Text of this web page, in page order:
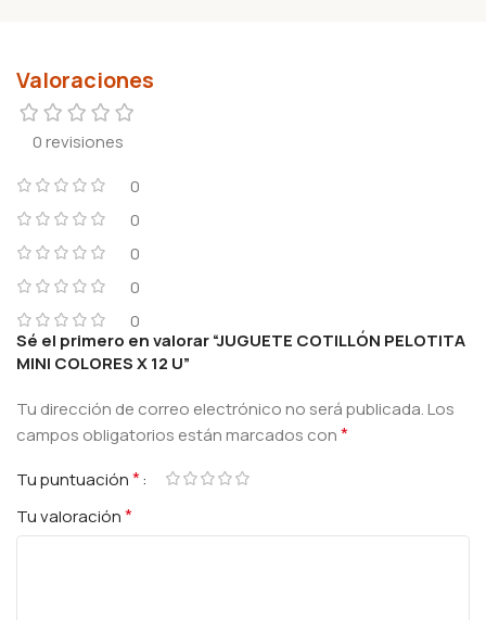
Valoraciones
0 revisiones
0
0
0
0
0
Sé el primero en valorar “JUGUETE COTILLÓN PELOTITA
MINI COLORES X 12 U”
Tu dirección de correo electrónico no será publicada.Los
campos obligatorios están marcados con*
Tu puntuación*
Tu valoración*